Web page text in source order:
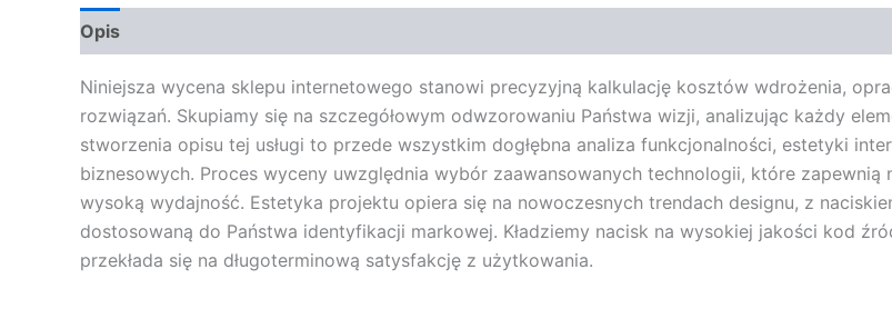
Opis
Niniejsza wycena sklepu internetowego stanowi precyzyjną kalkulację kosztów wdrożenia,
rozwiązań. Skupiamy się na szczegółowym odwzorowaniu Państwa wizji, analizując każdy
stworzenia opisu tej usługi to przede wszystkim dogłębna analiza funkcjonalności, estetyki
biznesowych. Proces wyceny uwzględnia wybór zaawansowanych technologii, które
wysoką wydajność. Estetyka projektu opiera się na nowoczesnych trendach designu, z
dostosowaną do Państwa identyfikacji markowej. Kładziemy nacisk na wysokiej jakości kod
przekłada się na długoterminową satysfakcję z użytkowania.